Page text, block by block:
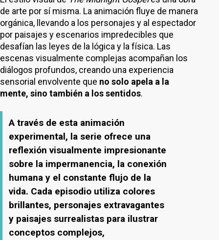
de arte por sí misma. La animación fluye de manera
orgánica, llevando a los personajes y al espectador
por paisajes y escenarios impredecibles que
desafían las leyes de la lógica y la física. Las
escenas visualmente complejas acompañan los
diálogos profundos, creando una experiencia
sensorial envolvente que no solo apela a la
mente, sino también a los sentidos.
A través de esta animación
experimental, la serie ofrece una
reflexión visualmente impresionante
sobre la impermanencia, la conexión
humana y el constante flujo de la
vida. Cada episodio utiliza colores
brillantes, personajes extravagantes
y paisajes surrealistas para ilustrar
conceptos complejos,